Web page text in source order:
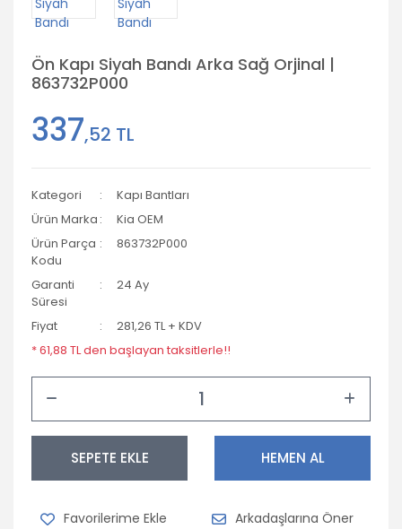
Ön Kapı Siyah Bandı Arka Sağ Orjinal |
863732P000
337,52 TL
Kategori
Kapı Bantları
Ürün Marka
Kia OEM
Ürün Parça
Kodu
863732P000
Garanti
Süresi
24 Ay
Fiyat
281,26 TL + KDV
* 61,88 TL den başlayan taksitlerle!!
SEPETE EKLE HEMEN AL
Arkadaşlarına Öner